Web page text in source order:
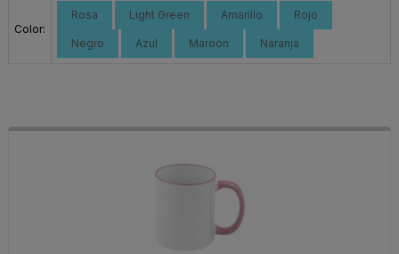
Color:
Rosa Light Green Amarillo Rojo
Negro Azul Maroon Naranja